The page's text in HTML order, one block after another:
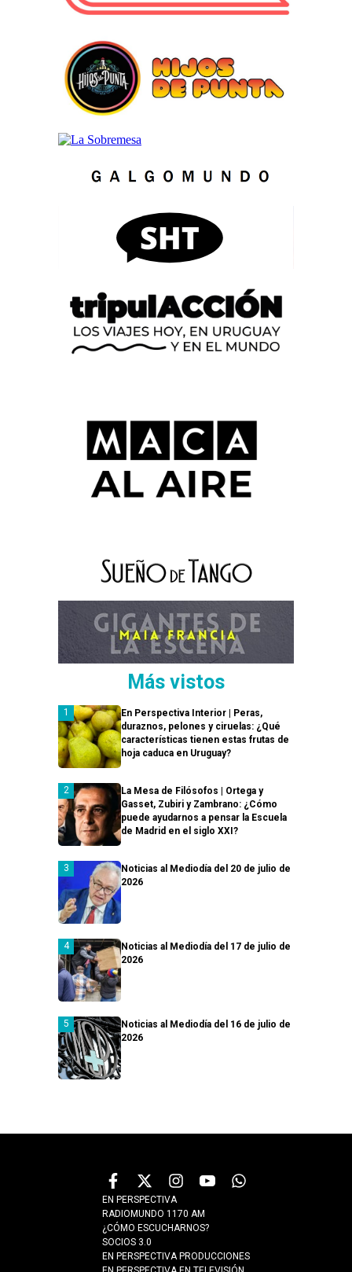
Más vistos
En Perspectiva Interior | Peras,
duraznos, pelones y ciruelas: ¿Qué
características tienen estas frutas de
hoja caduca en Uruguay?
La Mesa de Filósofos | Ortega y
Gasset, Zubiri y Zambrano: ¿Cómo
puede ayudarnos a pensar la Escuela
de Madrid en el siglo XXI?
Noticias al Mediodía del 20 de julio de
2026
Noticias al Mediodía del 17 de julio de
2026
Noticias al Mediodía del 16 de julio de
2026
EN PERSPECTIVA
RADIOMUNDO 1170 AM
¿CÓMO ESCUCHARNOS?
SOCIOS 3.0
EN PERSPECTIVA PRODUCCIONES